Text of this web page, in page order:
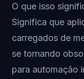
O que isso
Significa que
carregados de
se tornando
para automação